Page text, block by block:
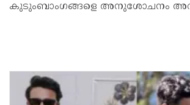
കുടുംബാംഗങ്ങളെ അനുശോചനം